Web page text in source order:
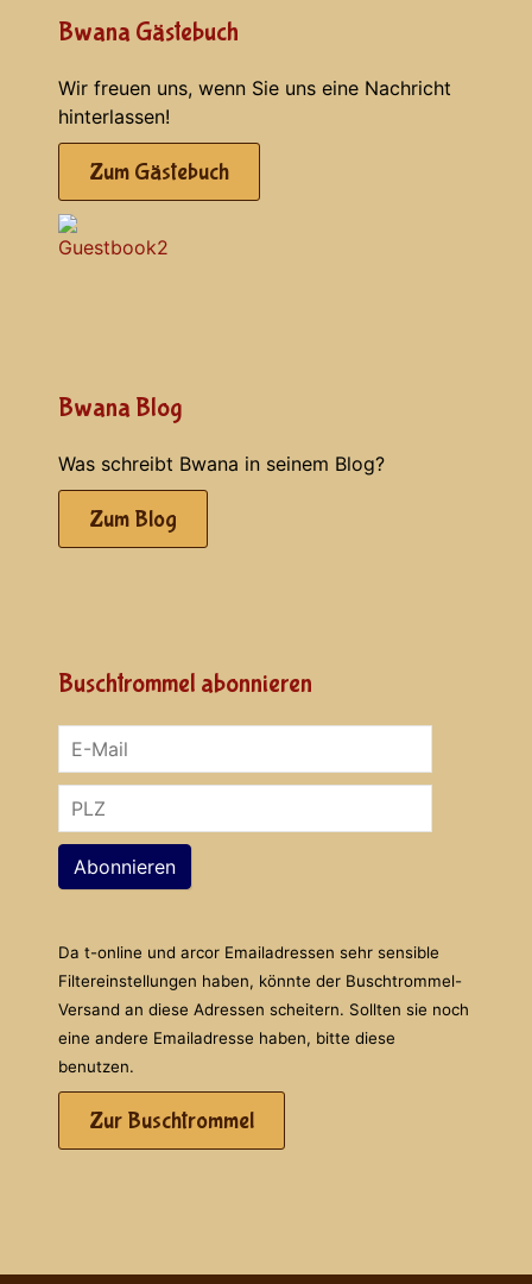
Bwana Gästebuch
Wir freuen uns, wenn Sie uns eine Nachricht
hinterlassen!
Zum Gästebuch
Bwana Blog
Was schreibt Bwana in seinem Blog?
Zum Blog
Buschtrommel abonnieren
Abonnieren
Da t-online und arcor Emailadressen sehr sensible
Filtereinstellungen haben, könnte der Buschtrommel-
Versand an diese Adressen scheitern. Sollten sie noch
eine andere Emailadresse haben, bitte diese
benutzen.
Zur Buschtrommel